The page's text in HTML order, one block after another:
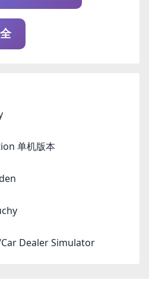
双影奇境/Split Fiction 单机版本
Dealer Simulator